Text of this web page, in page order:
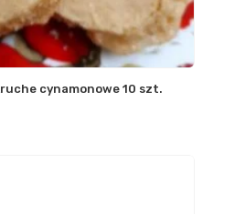
cynamonowe 10 szt.